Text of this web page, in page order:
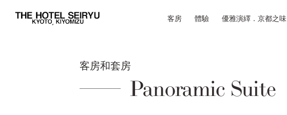
客房 體驗 優雅演繹．京都之味
客房和套房
Panoramic Suite